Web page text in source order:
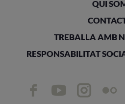
QUI
TREBALLA AMB
RESPONSABILITAT